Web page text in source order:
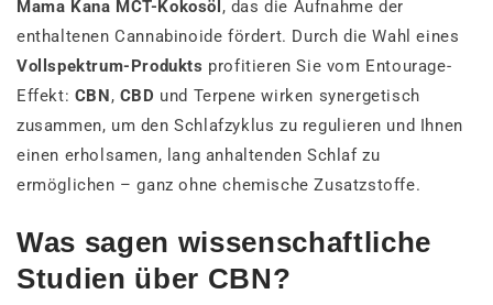
Mama Kana MCT-Kokosöl , das die Aufnahme der
enthaltenen Cannabinoide fördert. Durch die Wahl eines
Vollspektrum-Produkts profitieren Sie vom Entourage-
Effekt: CBN, CBD und Terpene wirken synergetisch
zusammen, um den Schlafzyklus zu regulieren und Ihnen
einen erholsamen, lang anhaltenden Schlaf zu
ermöglichen – ganz ohne chemische Zusatzstoffe.
Was sagen wissenschaftliche
Studien über CBN?